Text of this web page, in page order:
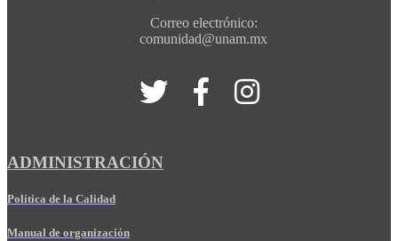
Correo electrónico:
comunidad@unam.mx
ADMINISTRACIÓN
Política de la Calidad
Manual de organización